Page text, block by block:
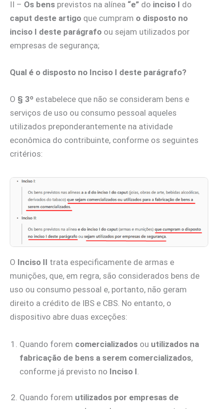
II – Os bens previstos na alínea “e” do inciso I do
caput deste artigo que cumpram o disposto no
inciso I deste parágrafo ou sejam utilizados por
empresas de segurança;
Qual é o disposto no Inciso I deste parágrafo?
O § 3º estabelece que não se consideram bens e
serviços de uso ou consumo pessoal aqueles
utilizados preponderantemente na atividade
econômica do contribuinte, conforme os seguintes
critérios:
O Inciso II trata especificamente de armas e
munições, que, em regra, são considerados bens de
uso ou consumo pessoal e, portanto, não geram
direito a crédito de IBS e CBS. No entanto, o
dispositivo abre duas exceções:
Quando forem comercializados ou utilizados na
fabricação de bens a serem comercializados,
conforme já previsto no Inciso I
Quando forem utilizados por empresas de